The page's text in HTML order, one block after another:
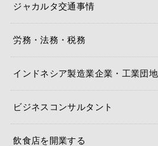
ジャカルタ交通事情
労務・法務・税務
インドネシア製造業企業・工業団
ビジネスコンサルタント
飲食店を開業する